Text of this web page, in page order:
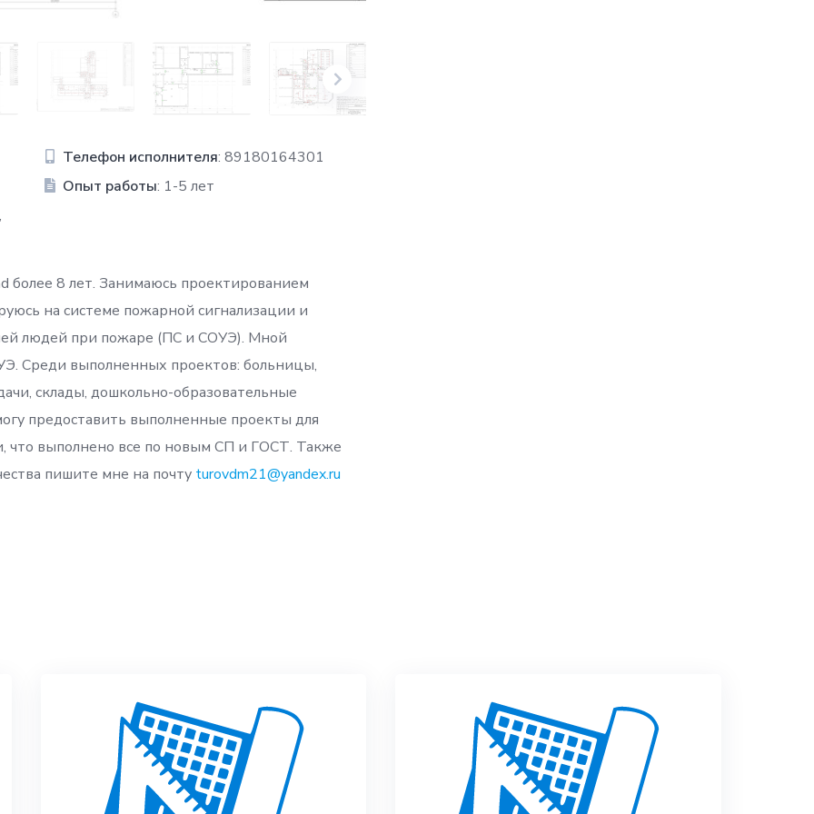
Телефон исполнителя: 89180164301
Опыт работы: 1-5 лет
8 лет. Занимаюсь проектированием
на системе пожарной сигнализации и
людей при пожаре (ПС и СОУЭ). Мной
Среди выполненных проектов: больницы,
склады, дошкольно-образовательные
предоставить выполненные проекты для
что выполнено все по новым СП и ГОСТ. Также
пишите мне на почту turovdm21@yandex.ru